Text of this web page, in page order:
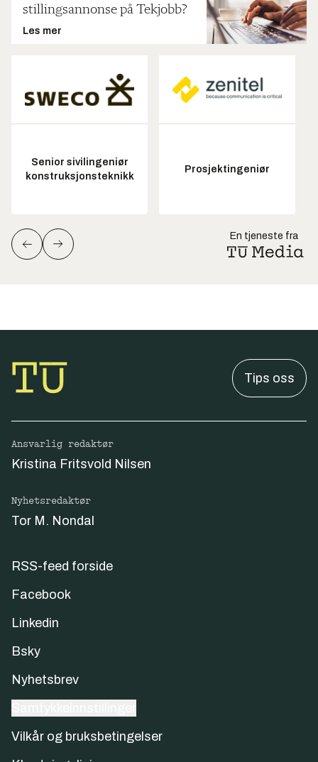
stillingsannonse på Tekjobb?
Les mer
Senior sivilingeniør
konstruksjonsteknikk
Prosjektingeniør
En tjeneste fra
Tips oss
Ansvarlig redaktør
Kristina Fritsvold Nilsen
Nyhetsredaktør
Tor M. Nondal
RSS-feed forside
Facebook
Linkedin
Bsky
Nyhetsbrev
Vilkår og bruksbetingelser